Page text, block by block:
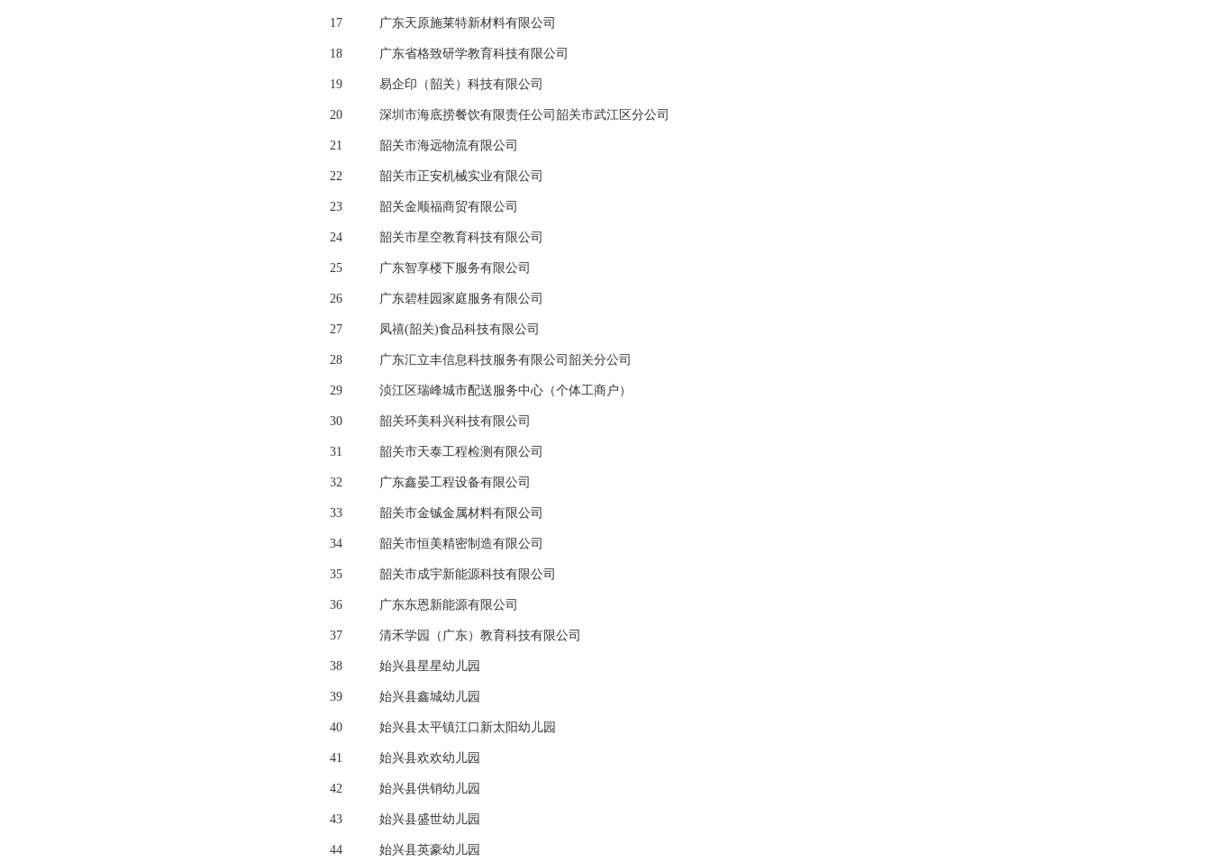
17 广东天原施莱特新材料有限公司
18 广东省格致研学教育科技有限公司
19 易企印（韶关）科技有限公司
20 深圳市海底捞餐饮有限责任公司韶关市武江区分公司
21 韶关市海远物流有限公司
22 韶关市正安机械实业有限公司
23 韶关金顺福商贸有限公司
24 韶关市星空教育科技有限公司
25 广东智享楼下服务有限公司
26 广东碧桂园家庭服务有限公司
27 凤禧(韶关)食品科技有限公司
28 广东汇立丰信息科技服务有限公司韶关分公司
29 浈江区瑞峰城市配送服务中心（个体工商户）
30 韶关环美科兴科技有限公司
31 韶关市天泰工程检测有限公司
32 广东鑫晏工程设备有限公司
33 韶关市金铖金属材料有限公司
34 韶关市恒美精密制造有限公司
35 韶关市成宇新能源科技有限公司
36 广东东恩新能源有限公司
37 清禾学园（广东）教育科技有限公司
38 始兴县星星幼儿园
39 始兴县鑫城幼儿园
40 始兴县太平镇江口新太阳幼儿园
41 始兴县欢欢幼儿园
42 始兴县供销幼儿园
43 始兴县盛世幼儿园
44 始兴县英豪幼儿园